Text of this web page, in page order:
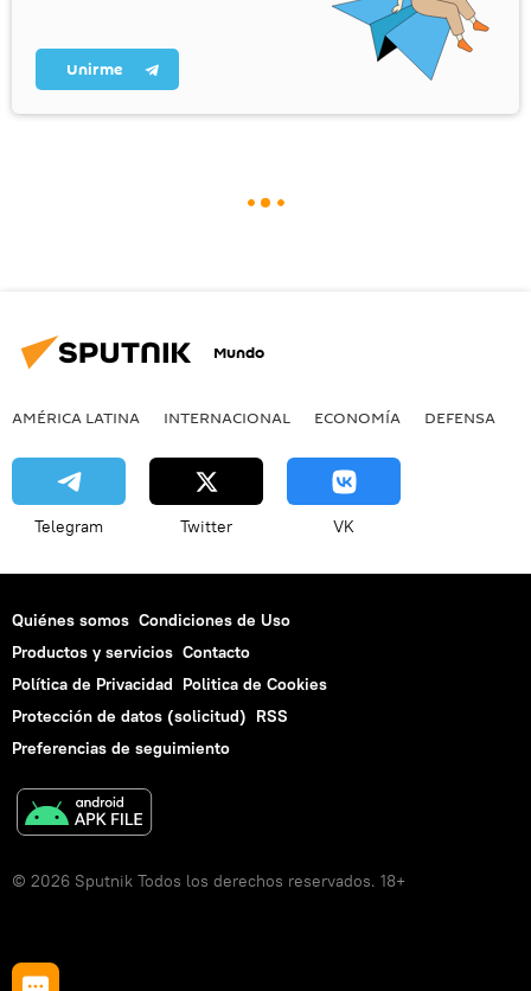
Unirme
Mundo
AMÉRICA LATINA INTERNACIONAL ECONOMÍA DEFENSA
Telegram Twitter VK
Quiénes somos Condiciones de Uso
Productos y servicios Contacto
Política de Privacidad Politica de Cookies
Protección de datos (solicitud) RSS
Preferencias de seguimiento
© 2026 Sputnik Todos los derechos reservados. 18+